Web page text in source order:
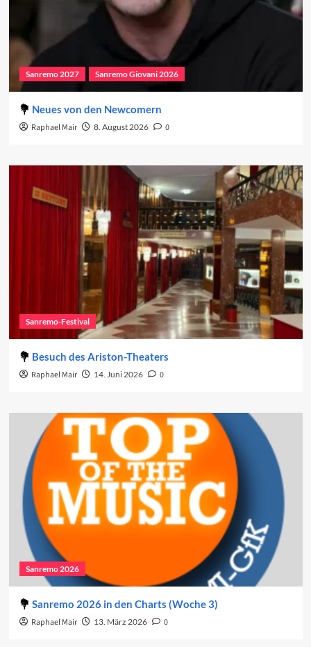
Sanremo 2027 Sanremo Giovani 2026
Neues von den Newcomern
Raphael Mair 8. August 2026 0
Sanremo-Festival
Besuch des Ariston-Theaters
Raphael Mair 14. Juni 2026 0
Sanremo 2026
Sanremo 2026 in den Charts (Woche 3)
Raphael Mair 13. März 2026 0